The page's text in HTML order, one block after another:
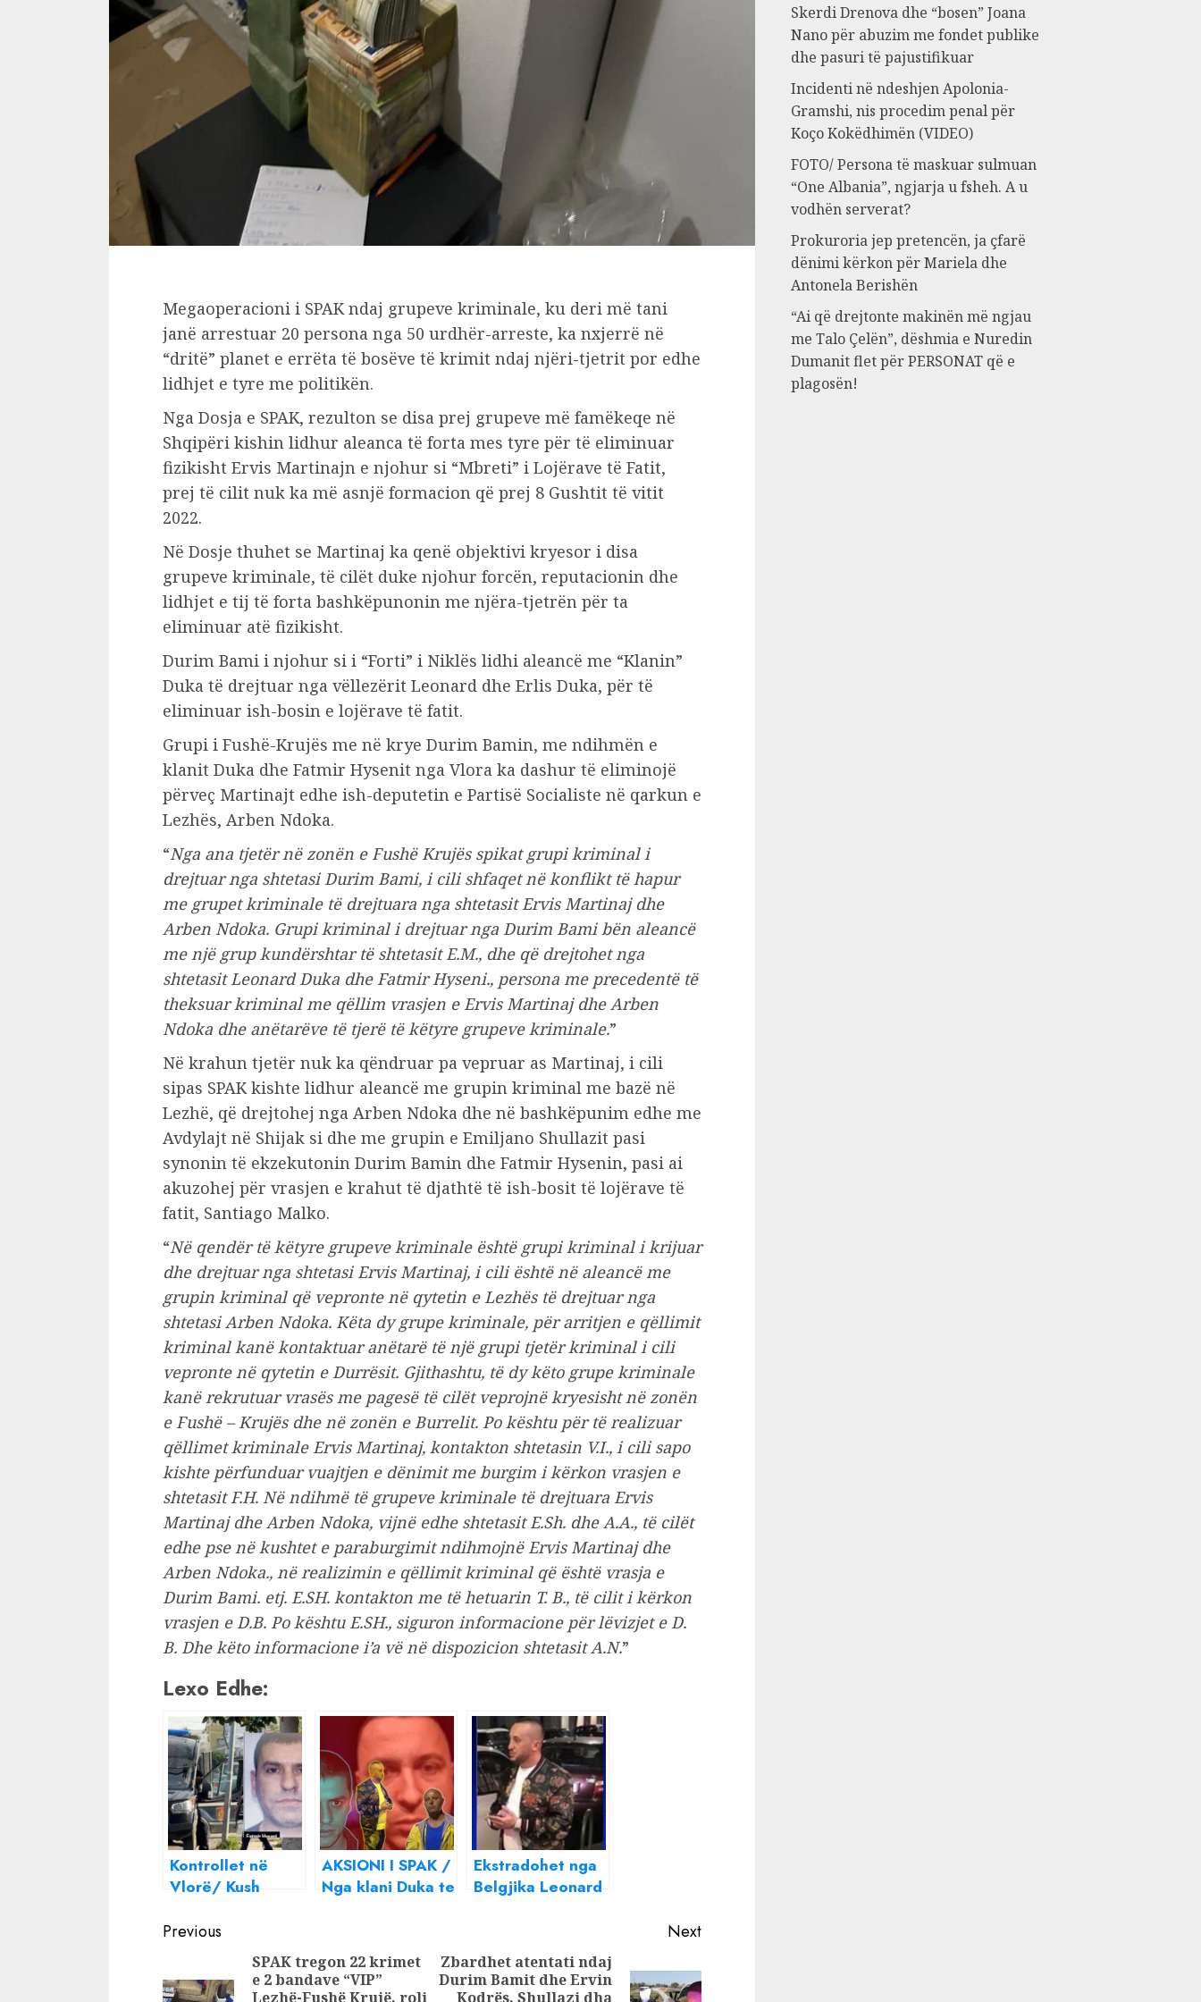
Megaoperacioni i SPAK ndaj grupeve kriminale, ku deri më tani
janë arrestuar 20 persona nga 50 urdhër-arreste, ka nxjerrë në
“dritë” planet e errëta të bosëve të krimit ndaj njëri-tjetrit por edhe
lidhjet e tyre me politikën.
Nga Dosja e SPAK, rezulton se disa prej grupeve më famëkeqe në
Shqipëri kishin lidhur aleanca të forta mes tyre për të eliminuar
fizikisht Ervis Martinajn e njohur si “Mbreti” i Lojërave të Fatit,
prej të cilit nuk ka më asnjë formacion që prej 8 Gushtit të vitit
2022.
Në Dosje thuhet se Martinaj ka qenë objektivi kryesor i disa
grupeve kriminale, të cilët duke njohur forcën, reputacionin dhe
lidhjet e tij të forta bashkëpunonin me njëra-tjetrën për ta
eliminuar atë fizikisht.
Durim Bami i njohur si i “Forti” i Niklës lidhi aleancë me “Klanin”
Duka të drejtuar nga vëllezërit Leonard dhe Erlis Duka, për të
eliminuar ish-bosin e lojërave të fatit.
Grupi i Fushë-Krujës me në krye Durim Bamin, me ndihmën e
klanit Duka dhe Fatmir Hysenit nga Vlora ka dashur të eliminojë
përveç Martinajt edhe ish-deputetin e Partisë Socialiste në qarkun e
Lezhës, Arben Ndoka.
“Nga ana tjetër në zonën e Fushë Krujës spikat grupi kriminal i
drejtuar nga shtetasi Durim Bami, i cili shfaqet në konflikt të hapur
me grupet kriminale të drejtuara nga shtetasit Ervis Martinaj dhe
Arben Ndoka. Grupi kriminal i drejtuar nga Durim Bami bën aleancë
me një grup kundërshtar të shtetasit E.M., dhe që drejtohet nga
shtetasit Leonard Duka dhe Fatmir Hyseni., persona me precedentë të
theksuar kriminal me qëllim vrasjen e Ervis Martinaj dhe Arben
Ndoka dhe anëtarëve të tjerë të këtyre grupeve kriminale.”
Në krahun tjetër nuk ka qëndruar pa vepruar as Martinaj, i cili
sipas SPAK kishte lidhur aleancë me grupin kriminal me bazë në
Lezhë, që drejtohej nga Arben Ndoka dhe në bashkëpunim edhe me
Avdylajt në Shijak si dhe me grupin e Emiljano Shullazit pasi
synonin të ekzekutonin Durim Bamin dhe Fatmir Hysenin, pasi ai
akuzohej për vrasjen e krahut të djathtë të ish-bosit të lojërave të
fatit, Santiago Malko.
“Në qendër të këtyre grupeve kriminale është grupi kriminal i krijuar
dhe drejtuar nga shtetasi Ervis Martinaj, i cili është në aleancë me
grupin kriminal që vepronte në qytetin e Lezhës të drejtuar nga
shtetasi Arben Ndoka. Këta dy grupe kriminale, për arritjen e qëllimit
kriminal kanë kontaktuar anëtarë të një grupi tjetër kriminal i cili
vepronte në qytetin e Durrësit. Gjithashtu, të dy këto grupe kriminale
kanë rekrutuar vrasës me pagesë të cilët veprojnë kryesisht në zonën
e Fushë – Krujës dhe në zonën e Burrelit. Po kështu për të realizuar
qëllimet kriminale Ervis Martinaj, kontakton shtetasin V.I., i cili sapo
kishte përfunduar vuajtjen e dënimit me burgim i kërkon vrasjen e
shtetasit F.H. Në ndihmë të grupeve kriminale të drejtuara Ervis
Martinaj dhe Arben Ndoka, vijnë edhe shtetasit E.Sh. dhe A.A., të cilët
edhe pse në kushtet e paraburgimit ndihmojnë Ervis Martinaj dhe
Arben Ndoka., në realizimin e qëllimit kriminal që është vrasja e
Durim Bami. etj. E.SH. kontakton me të hetuarin T. B., të cilit i kërkon
vrasjen e D.B. Po kështu E.SH., siguron informacione për lëvizjet e D.
B. Dhe këto informacione i’a vë në dispozicion shtetasit A.N.”
Lexo Edhe:
Kontrollet në
Vlorë/ Kush
Hyseni i njohur si
“Doqja”, plani
për vrasjen e
Ervis Martinajt
AKSIONI I SPAK /
Nga klani Duka te
fati i Ervis
Martinaj ?
Ekstradohet nga
Belgjika Leonard
Martinajt
Continue
Reading
Previous
SPAK tregon 22 krimet
e 2 bandave “VIP”
Lezhë-Fushë Krujë, roli
Next
Zbardhet atentati ndaj
Durim Bamit dhe Ervin
Kodrës, Shullazi dha
Skerdi Drenova dhe “bosen” Joana
Nano për abuzim me fondet publike
dhe pasuri të pajustifikuar
Incidenti në ndeshjen Apolonia-
Gramshi, nis procedim penal për
Koço Kokëdhimën (VIDEO)
FOTO/ Persona të maskuar sulmuan
“One Albania”, ngjarja u fsheh. A u
vodhën serverat?
Prokuroria jep pretencën, ja çfarë
dënimi kërkon për Mariela dhe
Antonela Berishën
“Ai që drejtonte makinën më ngjau
me Talo Çelën”, dëshmia e Nuredin
Dumanit flet për PERSONAT që e
plagosën!